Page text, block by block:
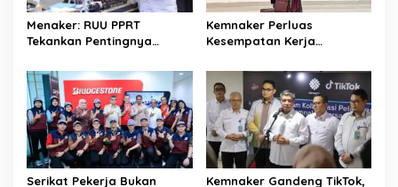
t
i
n
Menaker: RUU PPRT
Tekankan Pentingnya
Tangga
Kemnaker Perluas
Kesempatan Kerja
Wirausaha
Serikat Pekerja Bukan
Kemnaker Gandeng TikTok,